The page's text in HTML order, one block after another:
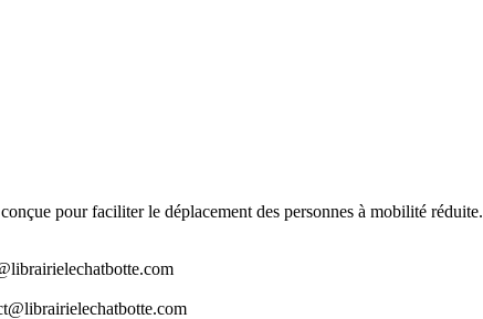
pour faciliter le déplacement des personnes à mobilité réduite.